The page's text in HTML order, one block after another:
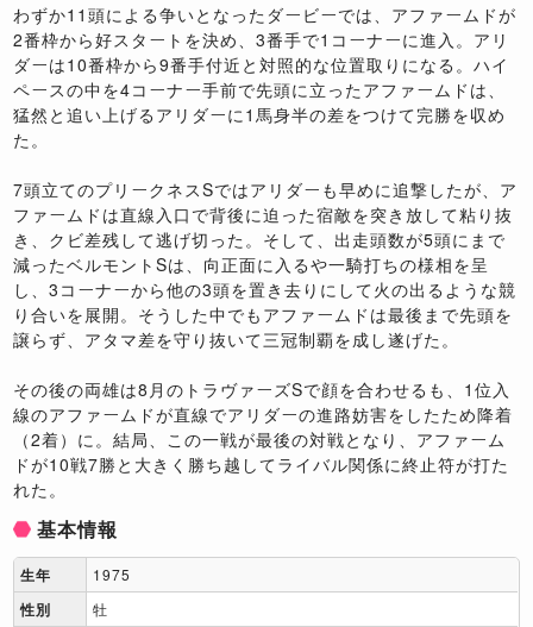
わずか11頭による争いとなったダービーでは、アファームドが
2番枠から好スタートを決め、3番手で1コーナーに進入。アリ
ダーは10番枠から9番手付近と対照的な位置取りになる。ハイ
ペースの中を4コーナー手前で先頭に立ったアファームドは、
猛然と追い上げるアリダーに1馬身半の差をつけて完勝を収め
た。
7頭立てのプリークネスSではアリダーも早めに追撃したが、ア
ファームドは直線入口で背後に迫った宿敵を突き放して粘り抜
き、クビ差残して逃げ切った。そして、出走頭数が5頭にまで
減ったベルモントSは、向正面に入るや一騎打ちの様相を呈
し、3コーナーから他の3頭を置き去りにして火の出るような競
り合いを展開。そうした中でもアファームドは最後まで先頭を
譲らず、アタマ差を守り抜いて三冠制覇を成し遂げた。
その後の両雄は8月のトラヴァーズSで顔を合わせるも、1位入
線のアファームドが直線でアリダーの進路妨害をしたため降着
（2着）に。結局、この一戦が最後の対戦となり、アファーム
ドが10戦7勝と大きく勝ち越してライバル関係に終止符が打た
れた。
基本情報
生年 1975
性別 牡